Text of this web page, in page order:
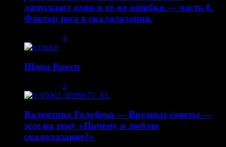
допускают одни и те же ошибки — часть 8.
Фактор веса в скалолазании.
4
Шона Кокси
2
Валентина Голубева — Вредные советы —
эссе на тему «Почему я люблю
скалолазание?»